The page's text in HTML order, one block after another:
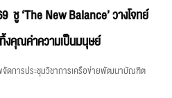
ชู ‘The New Balance’ วางโจทย์
งคุณค่าความเป็นมนุษย์
จัดการประชุมวิชาการเครือข่ายพัฒนาบัณฑิต